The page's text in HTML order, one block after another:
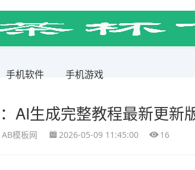
手机软件 手机游戏
AI生成完整教程最新更新
AB模板网 2026-05-09 11:45:00 16